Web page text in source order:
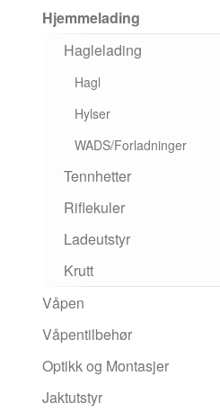
Hjemmelading
Haglelading
Hagl
Hylser
WADS/Forladninger
Tennhetter
Riflekuler
Ladeutstyr
Krutt
Våpen
Våpentilbehør
Optikk og Montasjer
Jaktutstyr